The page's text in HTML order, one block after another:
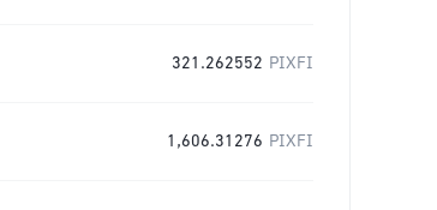
321.262552 PIXFI
1,606.31276 PIXFI